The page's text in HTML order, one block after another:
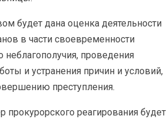
будет дана оценка деятельности
в части своевременности
проведения
и устранения причин и условий,
преступления.
прокурорского реагирования будет